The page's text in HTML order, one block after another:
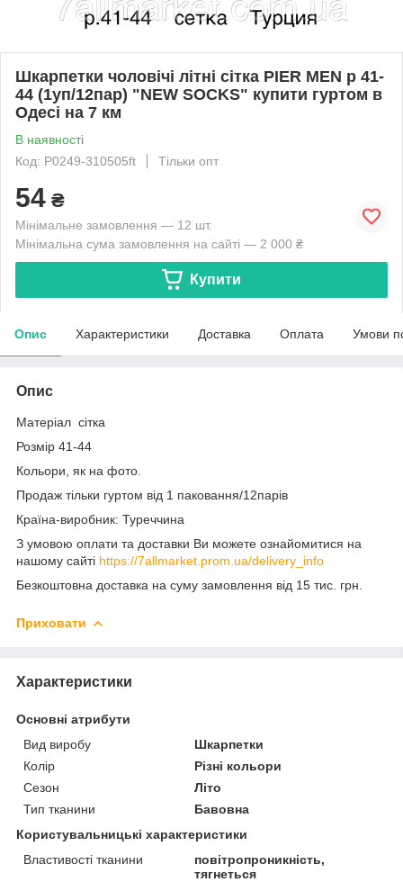
Шкарпетки чоловічі літні сітка PIER MEN р 41-
44 (1уп/12пар) "NEW SOCKS" купити гуртом в
Одесі на 7 км
В наявності
Код: P0249-310505ft
Тільки опт
54 ₴
Мінімальне замовлення — 12 шт.
Мінімальна сума замовлення на сайті — 2 000 ₴
Купити
Опис Характеристики Доставка Оплата Умови
Опис
Матеріал сітка
Розмір 41-44
Кольори, як на фото.
Продаж тільки гуртом від 1 паковання/12парів
Країна-виробник: Туреччина
З умовою оплати та доставки Ви можете ознайомитися на
нашому сайті https://7allmarket.prom.ua/delivery_info
Безкоштовна доставка на суму замовлення від 15 тис. грн.
Приховати
Характеристики
Основні атрибути
Вид виробу
Шкарпетки
Колір
Різні кольори
Сезон
Літо
Тип тканини
Бавовна
Користувальницькі характеристики
Властивості тканини
повітропроникність,
тягнеться